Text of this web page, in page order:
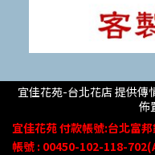
宜佳花苑-台北花店 提供傳
佈
宜佳花苑付款帳號:台北富
帳號 : 00450-102-118-